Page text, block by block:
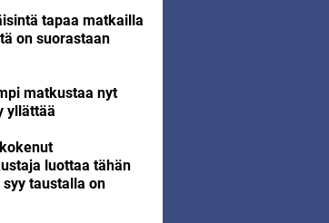
tapaa matkailla
on suorastaan
matkustaa nyt
yllättää
luottaa tähän
taustalla on